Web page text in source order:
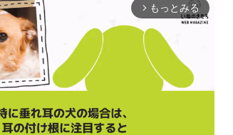
arrow_forward_ios もっとみる